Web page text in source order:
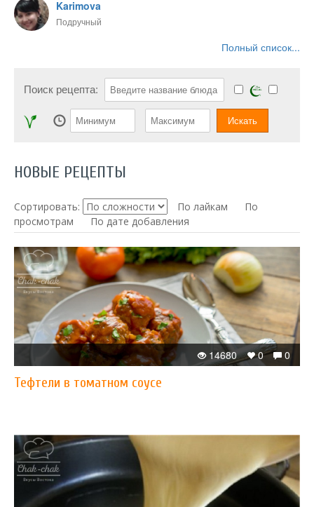
Karimova
Подручный
Полный список...
Поиск рецепта:
НОВЫЕ РЕЦЕПТЫ
Сортировать: По лайкам
По
просмотрам
По дате добавления
0
0
14680
Тефтели в томатном соусе